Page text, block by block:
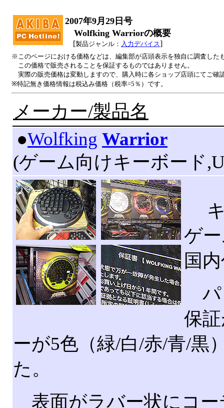
2007年9月29日号
Wolfking Warriorの概要
[製品ジャンル： 入力デバイス]
※このページにおける価格などは、編集部が店頭表示を独自に調査した
この価格で販売されることを保証するものではありません。
実際の販売価格は変動しますので、購入時に各ショップ店頭にてご確
※特記無き価格情報は税込み価格（税率=5％）です。
メーカー/製品名
●Wolfking Warrior
(ゲーム向けキーボード
キ
ゲ
国
パ
保
ーが5色（緑/白/赤/青/黒
た。
表面がラバー状にコー